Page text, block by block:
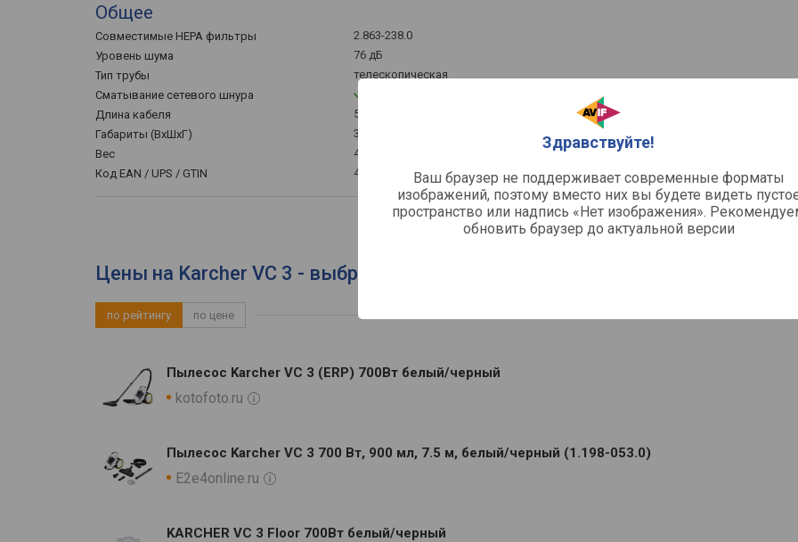
Здравствуйте!
Ваш браузер не поддерживает современные форматы
изображений, поэтому вместо них вы будете видеть
пространство или надпись «Нет изображения».
обновить браузер до актуальной версии
Общее
Совместимые HEPA фильтры
2.863-238.0
Уровень шума
76 дБ
Тип трубы
телескопическая
Сматывание сетевого шнура
Длина кабеля
5 м
Габариты (ВхШхГ)
39x27x33 см
Вес
4.4 кг
Код EAN / UPS / GTIN
4054278184357
Цены на Karcher VC 3 - выбрать интернет-магазин
по рейтингу по цене
Пылесос Karcher VC 3 (ERP) 700Вт белый/черный
kotofoto.ru
Пылесос Karcher VC 3 700 Вт, 900 мл, 7.5 м, белый/черный (1.198-053.0)
E2e4online.ru
KARCHER VC 3 Floor 700Вт белый/черный